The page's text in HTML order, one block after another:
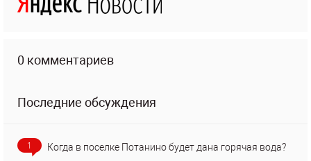
0 комментариев
Последние обсуждения
1 Когда в поселке Потанино будет дана горячая вода?